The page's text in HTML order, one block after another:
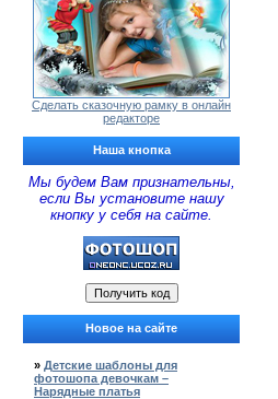
Сделать сказочную рамку в онлайн
редакторе
Наша кнопка
Мы будем Вам признательны,
если Вы установите нашу
кнопку у себя на сайте.
Новое на сайте
» Детские шаблоны для
фотошопа девочкам –
Нарядные платья